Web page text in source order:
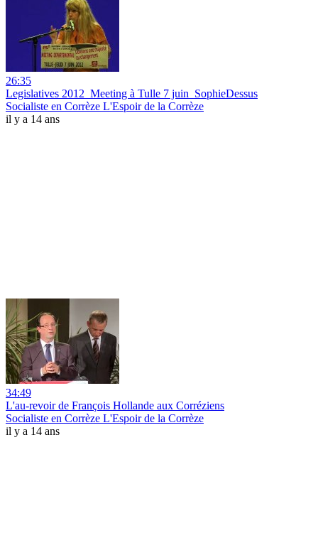
26:35
Legislatives 2012_Meeting à Tulle 7 juin_SophieDessus
Socialiste en Corrèze L'Espoir de la Corrèze
il y a 14 ans
34:49
L'au-revoir de François Hollande aux Corréziens
Socialiste en Corrèze L'Espoir de la Corrèze
il y a 14 ans